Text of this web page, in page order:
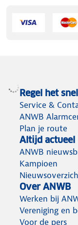
Regel het snel
Service &
ANWB
Plan je route
Altijd actueel
ANWB
Kampioen
Over ANWB
Werken bij
Vereniging en
Voor de pers